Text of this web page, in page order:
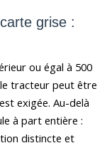
grise :
ou égal à 500
tracteur peut être
exigée. Au-delà
à part entière :
distincte et